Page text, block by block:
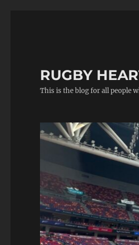
RUGBY
This is the blog for all people